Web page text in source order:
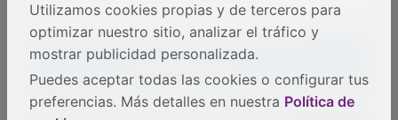
Utilizamos cookies propias y de terceros para
optimizar nuestro sitio, analizar el tráfico y
mostrar publicidad personalizada.
Puedes aceptar todas las cookies o configurar tus
preferencias. Más detalles en nuestra Política de